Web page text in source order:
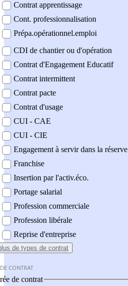
Contrat apprentissage
Cont. professionnalisation
Prépa.opérationnel.emploi
CDI de chantier ou d'opération
Contrat d'Engagement Educatif
Contrat intermittent
Contrat pacte
Contrat d'usage
CUI - CAE
CUI - CIE
Engagement à servir dans la réserve
Franchise
Insertion par l'activ.éco.
Portage salarial
Profession commerciale
Profession libérale
Reprise d'entreprise
de types de contrat
CONTRAT
de contrat